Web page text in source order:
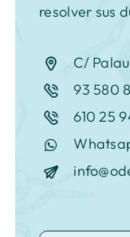
resolver sus
C/
93 580
610 25